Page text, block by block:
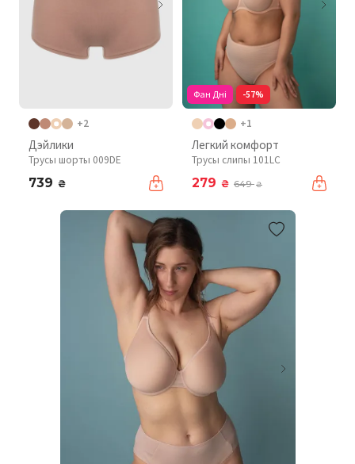
+2
Дэйлики
Трусы шорты 009DE
739 ₴
Фан Дні -57%
+1
Легкий комфорт
Трусы слипы 101LC
279 ₴ 649₴